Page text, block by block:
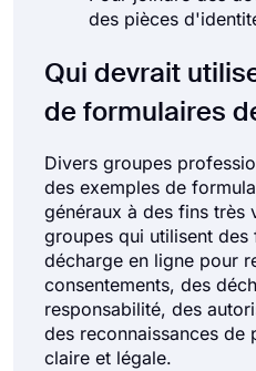
des pièces
Qui devrait
de formulaires
Divers groupes
des exemples de
généraux à des fins très
groupes qui utilisent des
décharge en ligne pour
consentements, des
responsabilité, des
des reconnaissances de
claire et légale.